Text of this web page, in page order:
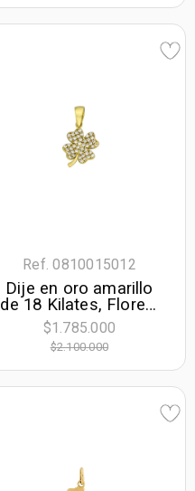
Ref. 0810015012
Dije en oro amarillo
de 18 Kilates, Flores,
con zircones
$1.785.000
$2.100.000